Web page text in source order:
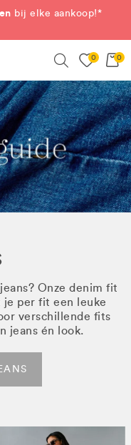
bij elke aankoop!*
0 0
Onze denim fit
per fit een leuke
verschillende fits
jeans én look.